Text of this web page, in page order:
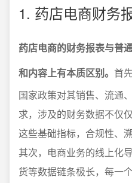
1. 药店电商财务
药店电商的财务报表与普
和内容上有本质区别。 首
国家政策对其销售、流通
求，涉及的财务数据不仅
这些基础指标，合规性、
其次，电商业务的线上化
货等数据链条极长，每一